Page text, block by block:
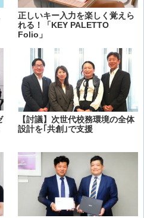
正しいキー入力を楽しく覚えら
れる！「KEY PALETTO
Folio」
【討議】次世代校務環境の全体
設計を｢共創｣で支援